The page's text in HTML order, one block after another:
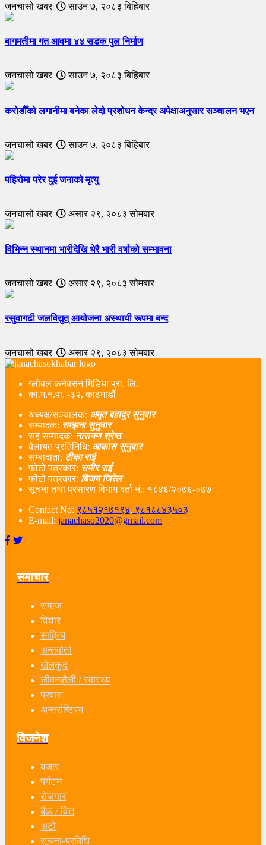
जनचासो खबर| साउन ७, २०८३ बिहिबार
बागमतीमा गत आवमा ४४ सडक पुल निर्माण
जनचासो खबर| साउन ७, २०८३ बिहिबार
करोडौँको लगानीमा बनेका लेदो प्रशोधन केन्द्र अपेक्षाअनुसार सञ्चालन भएन
जनचासो खबर| साउन ७, २०८३ बिहिबार
पहिरोमा परेर दुई जनाको मृत्यु
जनचासो खबर| असार २९, २०८३ सोमबार
विभिन्न स्थानमा भारीदेखि धेरै भारी वर्षाको सम्भावना
जनचासो खबर| असार २९, २०८३ सोमबार
रसुवागढी जलविद्युत् आयोजना अस्थायी रूपमा बन्द
जनचासो खबर| असार २९, २०८३ सोमबार
ग्लोबल कनेक्सन मिडिया प्रा. लि.
का.म.न.पा. -३२, काठमाडौं
अध्यक्ष/सञ्चालक: अमृत बहादुर सुनुवार
सम्पादक: सम्झना सुनुवार
सह सम्पादक: नारायण श्रेष्ठ
बेलायत प्रतिनिधि: आकास सुनुवार
संम्बादाता: टीका राई
फोटो पत्रकार: समीर राई
फोटो पत्रकार: बिजय जिरेल
सूचना तथा प्रसारण विभाग दर्ता नं‌.: १८४६/२०७६-०७७
Contact No: ९८५१२१७१९४, ९८१८८४३५०३
E-mail: janachaso2020@gmail.com
समाचार
समाज
विचार
साहित्य
अन्तर्वार्ता
खेलकुद
जीवनशैली / स्वास्थ्य
प्रवास
अन्तर्राष्ट्रिय
विजनेश
बजार
पर्यटन
रोजगार
बैंक / वित्त
अटो
सूचना-प्रविधि